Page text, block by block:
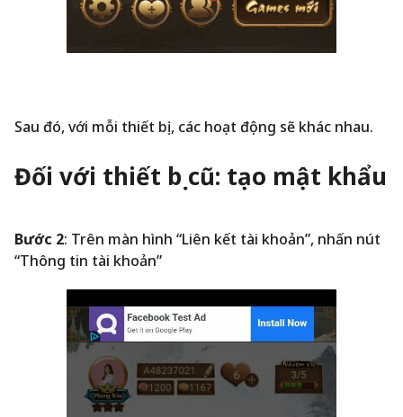
Sau đó, với mỗi thiết bị, các hoạt động sẽ khác nhau.
Đối với thiết bị cũ: tạo mật khẩu
Bước 2: Trên màn hình “Liên kết tài khoản”, nhấn nút
“Thông tin tài khoản”